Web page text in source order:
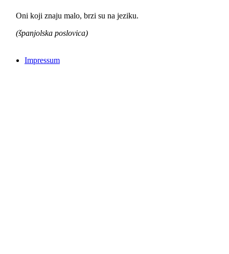
Oni koji znaju malo, brzi su na jeziku.
(španjolska poslovica)
Impressum